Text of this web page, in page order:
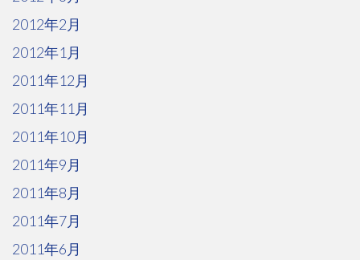
2012年2月
2012年1月
2011年12月
2011年11月
2011年10月
2011年9月
2011年8月
2011年7月
2011年6月